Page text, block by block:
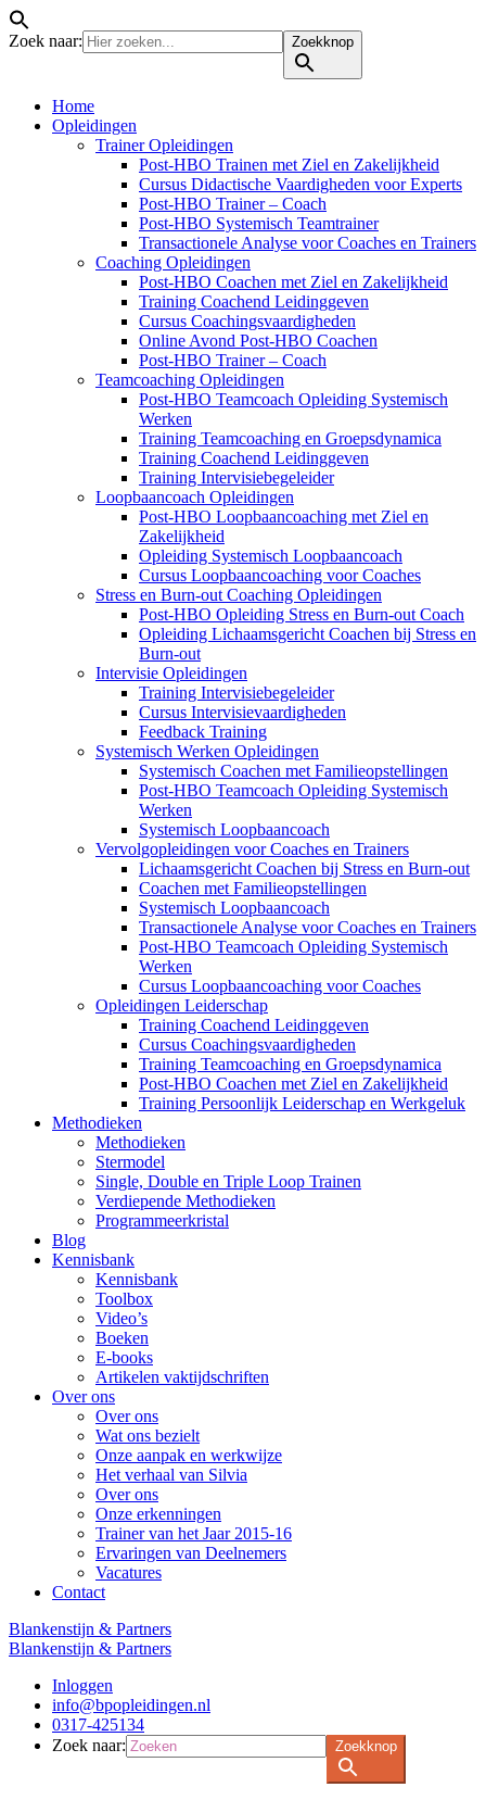
Zoek naar: Zoekknop
Home
Opleidingen
Trainer Opleidingen
Post-HBO Trainen met Ziel en Zakelijkheid
Cursus Didactische Vaardigheden voor Experts
Post-HBO Trainer – Coach
Post-HBO Systemisch Teamtrainer
Transactionele Analyse voor Coaches en Trainers
Coaching Opleidingen
Post-HBO Coachen met Ziel en Zakelijkheid
Training Coachend Leidinggeven
Cursus Coachingsvaardigheden
Online Avond Post-HBO Coachen
Post-HBO Trainer – Coach
Teamcoaching Opleidingen
Post-HBO Teamcoach Opleiding Systemisch
Werken
Training Teamcoaching en Groepsdynamica
Training Coachend Leidinggeven
Training Intervisiebegeleider
Loopbaancoach Opleidingen
Post-HBO Loopbaancoaching met Ziel en
Zakelijkheid
Opleiding Systemisch Loopbaancoach
Cursus Loopbaancoaching voor Coaches
Stress en Burn-out Coaching Opleidingen
Post-HBO Opleiding Stress en Burn-out Coach
Opleiding Lichaamsgericht Coachen bij Stress en
Burn-out
Intervisie Opleidingen
Training Intervisiebegeleider
Cursus Intervisievaardigheden
Feedback Training
Systemisch Werken Opleidingen
Systemisch Coachen met Familieopstellingen
Post-HBO Teamcoach Opleiding Systemisch
Werken
Systemisch Loopbaancoach
Vervolgopleidingen voor Coaches en Trainers
Lichaamsgericht Coachen bij Stress en Burn-out
Coachen met Familieopstellingen
Systemisch Loopbaancoach
Transactionele Analyse voor Coaches en Trainers
Post-HBO Teamcoach Opleiding Systemisch
Werken
Cursus Loopbaancoaching voor Coaches
Opleidingen Leiderschap
Training Coachend Leidinggeven
Cursus Coachingsvaardigheden
Training Teamcoaching en Groepsdynamica
Post-HBO Coachen met Ziel en Zakelijkheid
Training Persoonlijk Leiderschap en Werkgeluk
Methodieken
Methodieken
Stermodel
Single, Double en Triple Loop Trainen
Verdiepende Methodieken
Programmeerkristal
Blog
Kennisbank
Kennisbank
Toolbox
Video’s
Boeken
E-books
Artikelen vaktijdschriften
Over ons
Over ons
Wat ons bezielt
Onze aanpak en werkwijze
Het verhaal van Silvia
Over ons
Onze erkenningen
Trainer van het Jaar 2015-16
Ervaringen van Deelnemers
Vacatures
Contact
Blankenstijn & Partners
Blankenstijn & Partners
Inloggen
info@bpopleidingen.nl
0317-425134
Zoek naar:
Zoekknop